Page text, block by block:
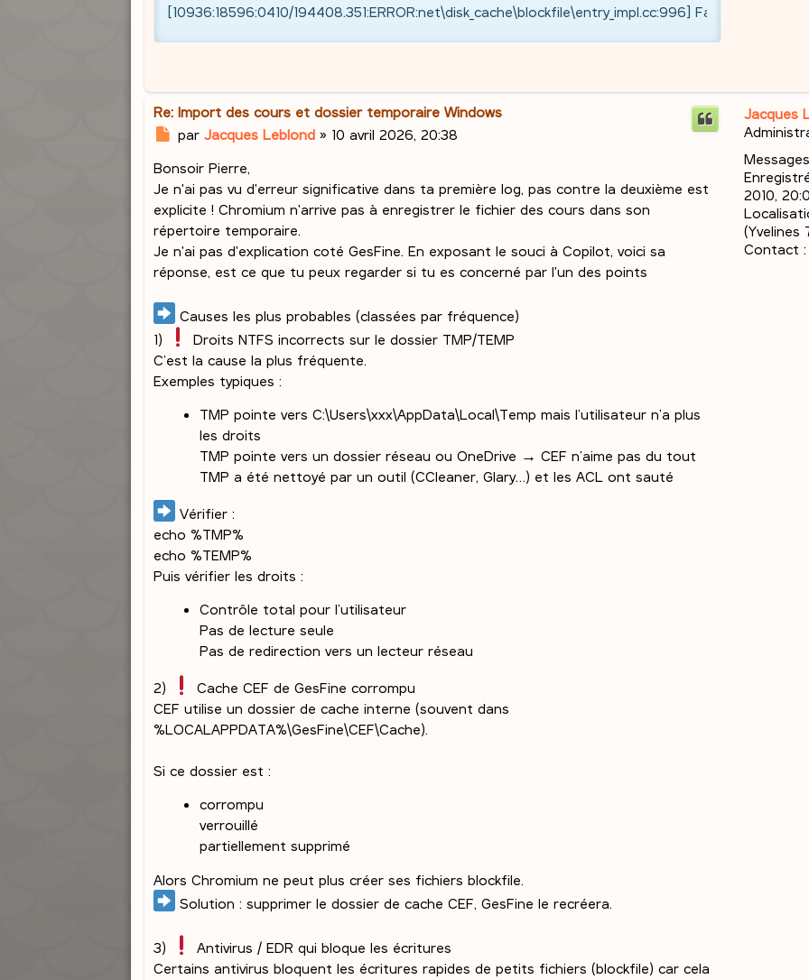
[10936:18596:0410/194408.351:ERROR:net\disk_cache\blockfile\entry_impl.cc:996] Failed to save
Jacques
2010,
(Yvelines
Contact :
Re: Import des cours et dossier temporaire Windows
M
s
s
a
par Jacques Leblond » 10 avril 2026, 20:38
Bonsoir Pierre,
Je n'ai pas vu d'erreur significative dans ta première log, pas contre la deuxième est
explicite ! Chromium n'arrive pas à enregistrer le fichier des cours dans son
répertoire temporaire.
Je n'ai pas d'explication coté GesFine. En exposant le souci à Copilot, voici sa
réponse, est ce que tu peux regarder si tu es concerné par l'un des points
Causes les plus probables (classées par fréquence)
1)
Droits NTFS incorrects sur le dossier TMP/TEMP
C’est la cause la plus fréquente.
Exemples typiques :
TMP pointe vers C:\Users\xxx\AppData\Local\Temp mais l’utilisateur n’a plus
les droits
TMP pointe vers un dossier réseau ou OneDrive → CEF n’aime pas du tout
TMP a été nettoyé par un outil (CCleaner, Glary…) et les ACL ont sauté
Vérifier :
echo %TMP%
echo %TEMP%
Puis vérifier les droits :
Contrôle total pour l’utilisateur
Pas de lecture seule
Pas de redirection vers un lecteur réseau
2)
Cache CEF de GesFine corrompu
CEF utilise un dossier de cache interne (souvent dans
%LOCALAPPDATA%\GesFine\CEF\Cache).
Si ce dossier est :
corrompu
verrouillé
partiellement supprimé
Alors Chromium ne peut plus créer ses fichiers blockfile.
Solution : supprimer le dossier de cache CEF, GesFine le recréera.
3)
Antivirus / EDR qui bloque les écritures
Certains antivirus bloquent les écritures rapides de petits fichiers (blockfile) car cela